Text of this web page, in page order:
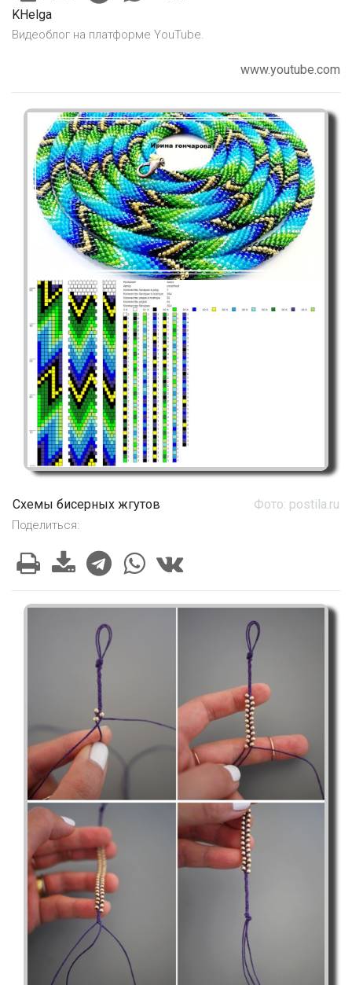
KHelga
Видеоблог на платформе YouTube.
www.youtube.com
Схемы бисерных жгутов Фото: postila.ru
Поделиться: